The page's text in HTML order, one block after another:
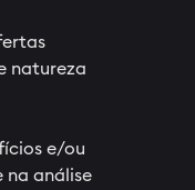
natureza
e/ou
na análise